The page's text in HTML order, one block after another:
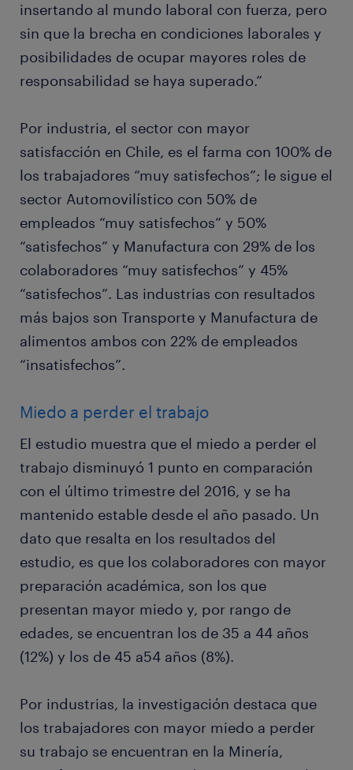
insertando al mundo laboral con fuerza, pero
sin que la brecha en condiciones laborales y
posibilidades de ocupar mayores roles de
responsabilidad se haya superado.”
Por industria, el sector con mayor
satisfacción en Chile, es el farma con 100% de
los trabajadores “muy satisfechos”; le sigue el
sector Automovilístico con 50% de
empleados “muy satisfechos” y 50%
“satisfechos” y Manufactura con 29% de los
colaboradores “muy satisfechos” y 45%
“satisfechos”. Las industrias con resultados
más bajos son Transporte y Manufactura de
alimentos ambos con 22% de empleados
“insatisfechos”.
Miedo a perder el trabajo
El estudio muestra que el miedo a perder el
trabajo disminuyó 1 punto en comparación
con el último trimestre del 2016, y se ha
mantenido estable desde el año pasado. Un
dato que resalta en los resultados del
estudio, es que los colaboradores con mayor
preparación académica, son los que
presentan mayor miedo y, por rango de
edades, se encuentran los de 35 a 44 años
(12%) y los de 45 a54 años (8%).
Por industrias, la investigación destaca que
los trabajadores con mayor miedo a perder
su trabajo se encuentran en la Minería,